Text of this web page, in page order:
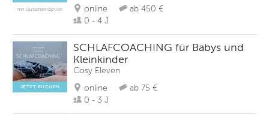
mit Gutscheinoption
online
ab 450 €
0 - 4 J
JETZT BUCHEN
SCHLAFCOACHING für Babys und
Kleinkinder
Cosy Eleven
online
ab 75 €
0 - 3 J